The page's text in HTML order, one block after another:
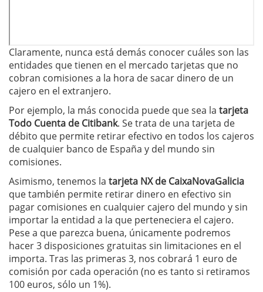
Claramente, nunca está demás conocer cuáles son las
entidades que tienen en el mercado tarjetas que no
cobran comisiones a la hora de sacar dinero de un
cajero en el extranjero.
Por ejemplo, la más conocida puede que sea la tarjeta
Todo Cuenta de Citibank. Se trata de una tarjeta de
débito que permite retirar efectivo en todos los cajeros
de cualquier banco de España y del mundo sin
comisiones.
Asimismo, tenemos la tarjeta NX de CaixaNovaGalicia
que también permite retirar dinero en efectivo sin
pagar comisiones en cualquier cajero del mundo y sin
importar la entidad a la que perteneciera el cajero.
Pese a que parezca buena, únicamente podremos
hacer 3 disposiciones gratuitas sin limitaciones en el
importa. Tras las primeras 3, nos cobrará 1 euro de
comisión por cada operación (no es tanto si retiramos
100 euros, sólo un 1%).